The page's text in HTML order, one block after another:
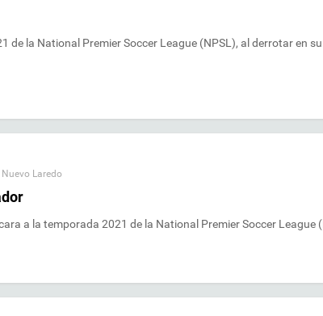
de la National Premier Soccer League (NPSL), al derrotar en
Nuevo Laredo
a la temporada 2021 de la National Premier Soccer League